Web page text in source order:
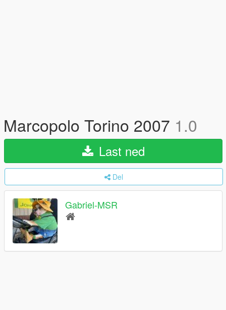
Marcopolo Torino 2007 1.0
Last ned
Del
Gabriel-MSR